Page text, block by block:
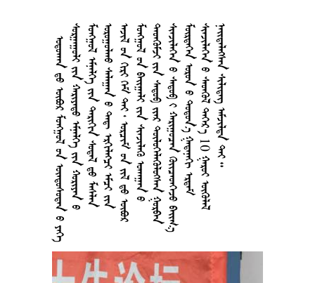
                                          10      